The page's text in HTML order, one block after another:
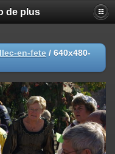
de plus
en-fete / 640x480-